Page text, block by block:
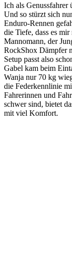
Ich als Genussfahrer
Und so stürzt sich
Enduro-Rennen
die Tiefe, dass es
Mannomann, der
RockShox Dämpfer
Setup passt also
Gabel kam beim
Wanja nur 70 kg
die Federkennlinie
Fahrerinnen und
schwer sind, bietet
mit viel Komfort.